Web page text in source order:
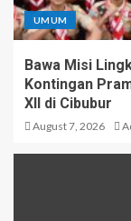
UMUM
Bawa Misi
Kontingan
XII di Cibubur
August 7, 2026